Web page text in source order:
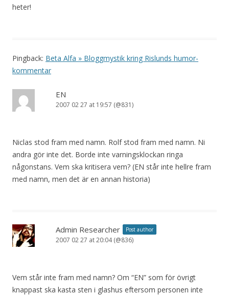
heter!
Pingback: Beta Alfa » Bloggmystik kring Rislunds humor-
kommentar
EN
2007 02 27 at 19:57 (@831)
Niclas stod fram med namn. Rolf stod fram med namn. Ni
andra gör inte det. Borde inte varningsklockan ringa
någonstans. Vem ska kritisera vem? (EN står inte hellre fram
med namn, men det är en annan historia)
Admin Researcher Post author
2007 02 27 at 20:04 (@836)
Vem står inte fram med namn? Om “EN” som för övrigt
knappast ska kasta sten i glashus eftersom personen inte